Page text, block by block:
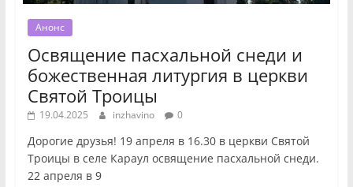
Анонс
Освящение пасхальной снеди и
божественная литургия в церкви
Святой Троицы
19.04.2025 inzhavino 0
Дорогие друзья! 19 апреля в 16.30 в церкви Святой
Троицы в селе Караул освящение пасхальной снеди.
22 апреля в 9